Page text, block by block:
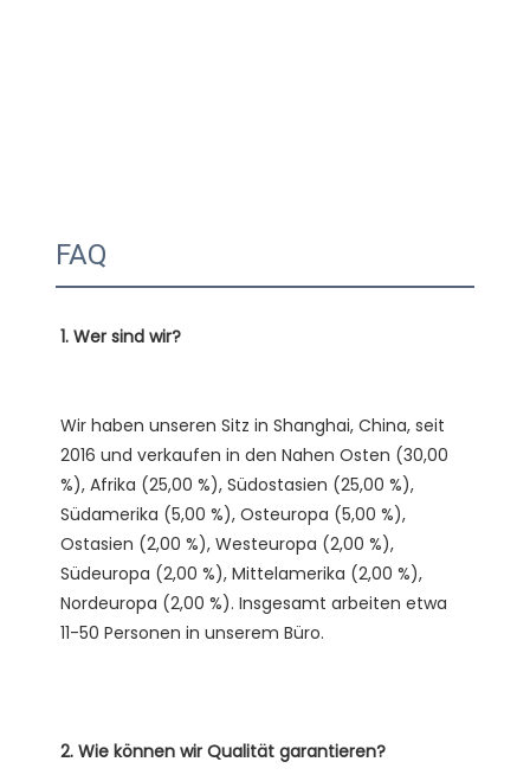
FAQ
Wir haben unseren Sitz in Shanghai, China, seit
2016 und verkaufen in den Nahen Osten (30,00
%), Afrika (25,00 %), Südostasien (25,00 %),
Südamerika (5,00 %), Osteuropa (5,00 %),
Ostasien (2,00 %), Westeuropa (2,00 %),
Südeuropa (2,00 %), Mittelamerika (2,00 %),
Nordeuropa (2,00 %). Insgesamt arbeiten etwa